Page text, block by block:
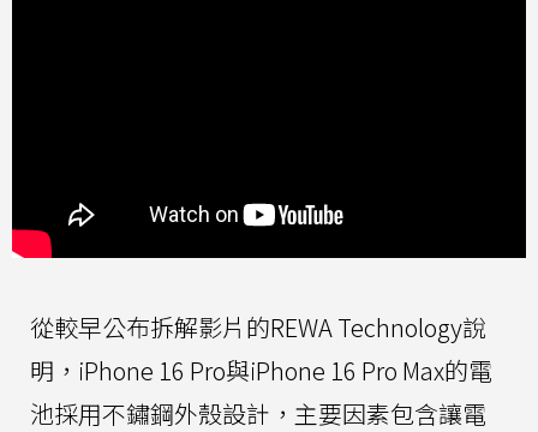
從較早公布拆解影片的REWA Technology說
明，iPhone 16 Pro與iPhone 16 Pro Max的電
池採用不鏽鋼外殼設計，主要因素包含讓電